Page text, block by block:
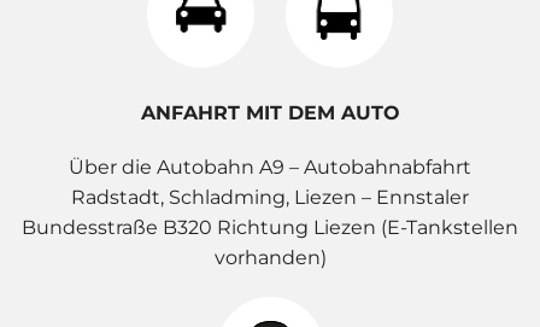
ANFAHRT MIT DEM AUTO
Über die Autobahn A9 – Autobahnabfahrt
Radstadt, Schladming, Liezen – Ennstaler
Bundesstraße B320 Richtung Liezen (E-Tankstellen
vorhanden)